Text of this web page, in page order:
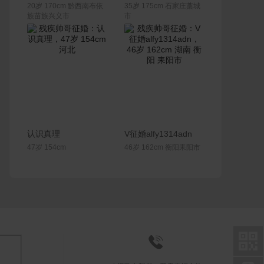
20岁 170cm 黔西南布依
族苗族兴义市
35岁 175cm 石家庄藁城
联系Ta
认识真理
47岁 154cm
联系Ta
V征婚alfy1314adn
46岁 162cm 衡阳耒阳市
